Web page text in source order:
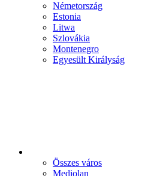
Németország
Estonia
Litwa
Szlovákia
Montenegro
Egyesült Királyság
Összes város
Mediolan